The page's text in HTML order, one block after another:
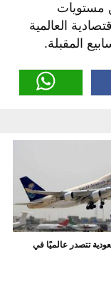
مستويات
العالمية
المقبلة.
تتصدر عالميًا في